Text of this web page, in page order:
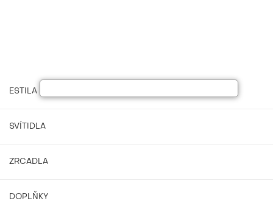
ESTILA NÁBYTEK
SVÍTIDLA
ZRCADLA
DOPLŇKY